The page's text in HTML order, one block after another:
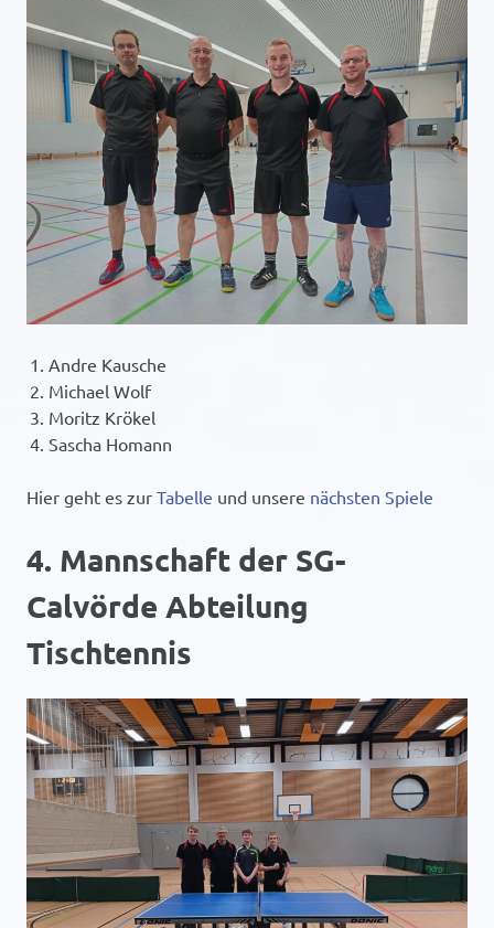
Andre Kausche
Michael Wolf
Moritz Krökel
Sascha Homann
Hier geht es zur Tabelle und unsere nächsten Spiele
4. Mannschaft der SG-
Calvörde Abteilung
Tischtennis